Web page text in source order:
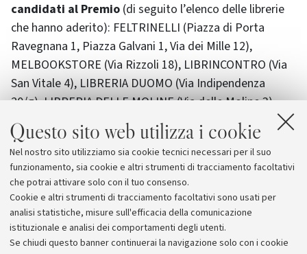
Questo sito web utilizza i cookie
Nel nostro sito utilizziamo sia cookie tecnici necessari per il suo
funzionamento, sia cookie e altri strumenti di tracciamento facoltativi
che potrai attivare solo con il tuo consenso.
Cookie e altri strumenti di tracciamento facoltativi sono usati per
analisi statistiche, misure sull'efficacia della comunicazione
istituzionale e analisi dei comportamenti degli utenti.
Se chiudi questo banner continuerai la navigazione solo con i cookie
candidati al Premio (di seguito l’elenco delle librerie
che hanno aderito): FELTRINELLI (Piazza di Porta
Ravegnana 1, Piazza Galvani 1, Via dei Mille 12),
MELBOOKSTORE (Via Rizzoli 18), LIBRINCONTRO (Via
San Vitale 4), LIBRERIA DUOMO (Via Indipendenza
20/g), LIBRERIA DELLE MOLINE (Via delle Moline 3),
LIBRERIA IL PORTICO (Via Rizzoli 3), LIBRERIA
PICKWICK (Galleria 2 Agosto 1980 3/c-d), LIBRERIA S.
ORSOLA (Via Massarenti 48), MINERVA (Via Castiglione
13), LIBRERIA NANNI (Via dei Musei 8), MONDADORI
(aeroporto e Strada Maggiore).